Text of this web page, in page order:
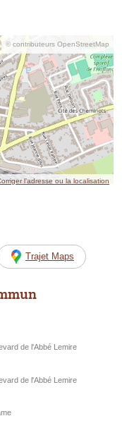
© contributeurs OpenStreetMap
l’adresse ou la localisation
Trajet Maps
de l'Abbé Lemire
de l'Abbé Lemire